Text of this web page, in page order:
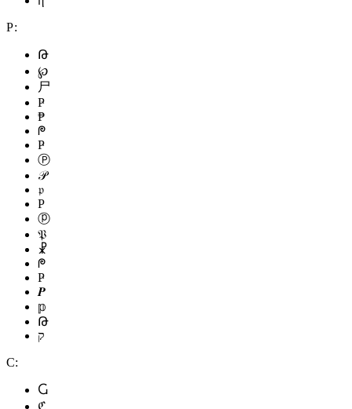
Р:
Թ
℘
尸
Ҏ
₱
ᖘ
Ҏ
Ⓟ
𝒫
𝔭
Ρ
ⓟ
𝔓
☧
ᖘ
Ҏ
𝑷
𝕡
Թ
ק
С:
Ⴚ
ℭ